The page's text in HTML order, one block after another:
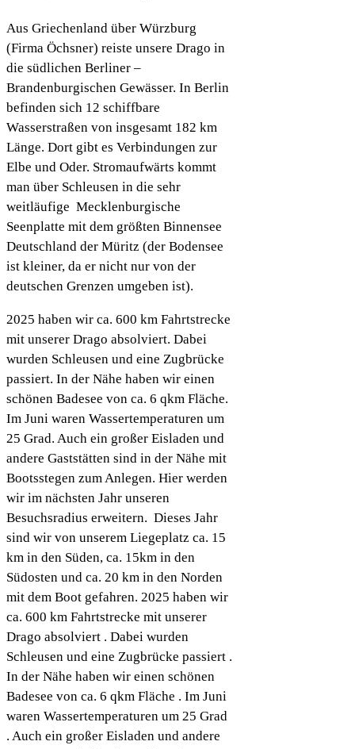
Aus Griechenland über Würzburg
(Firma Öchsner) reiste unsere Drago in
die südlichen Berliner –
Brandenburgischen Gewässer. In Berlin
befinden sich 12 schiffbare
Wasserstraßen von insgesamt 182 km
Länge. Dort gibt es Verbindungen zur
Elbe und Oder. Stromaufwärts kommt
man über Schleusen in die sehr
weitläufige Mecklenburgische
Seenplatte mit dem größten Binnensee
Deutschland der Müritz (der Bodensee
ist kleiner, da er nicht nur von der
deutschen Grenzen umgeben ist).
2025 haben wir ca. 600 km Fahrtstrecke
mit unserer Drago absolviert. Dabei
wurden Schleusen und eine Zugbrücke
passiert. In der Nähe haben wir einen
schönen Badesee von ca. 6 qkm Fläche.
Im Juni waren Wassertemperaturen um
25 Grad. Auch ein großer Eisladen und
andere Gaststätten sind in der Nähe mit
Bootsstegen zum Anlegen. Hier werden
wir im nächsten Jahr unseren
Besuchsradius erweitern. Dieses Jahr
sind wir von unserem Liegeplatz ca. 15
km in den Süden, ca. 15km in den
Südosten und ca. 20 km in den Norden
mit dem Boot gefahren. 2025 haben wir
ca. 600 km Fahrtstrecke mit unserer
Drago absolviert . Dabei wurden
Schleusen und eine Zugbrücke passiert .
In der Nähe haben wir einen schönen
Badesee von ca. 6 qkm Fläche . Im Juni
waren Wassertemperaturen um 25 Grad
. Auch ein großer Eisladen und andere